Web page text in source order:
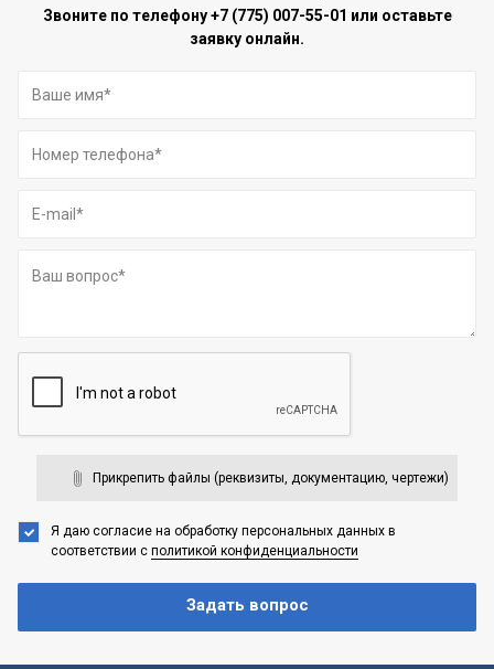
Звоните по телефону+7 (775) 007-55-01 или оставьте
заявку онлайн.
Прикрепить файлы (реквизиты, документацию, чертежи)
Я даю согласие на обработку персональных данных в
соответствии с политикой конфиденциальности